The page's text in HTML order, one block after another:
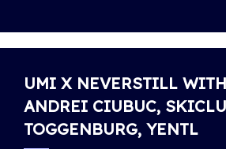
UMI X NEVERSTILL
ANDREI CIUBUC,
TOGGENBURG, YENTL